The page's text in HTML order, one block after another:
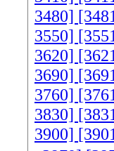
3480]
3550]
3620]
3690]
3760]
3830]
3900]